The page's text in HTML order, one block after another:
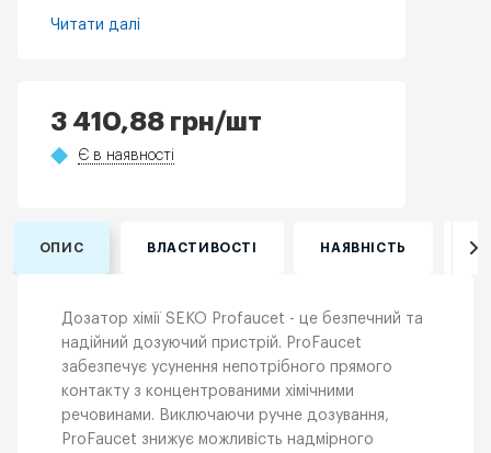
Читати далі
3 410,88 грн/шт
Є в наявності
ОПИС ВЛАСТИВОСТІ НАЯВНІСТЬ
Дозатор хімії SEKO Profaucet - це безпечний та
надійний дозуючий пристрій. ProFaucet
забезпечує усунення непотрібного прямого
контакту з концентрованими хімічними
речовинами. Виключаючи ручне дозування,
ProFaucet знижує можливість надмірного